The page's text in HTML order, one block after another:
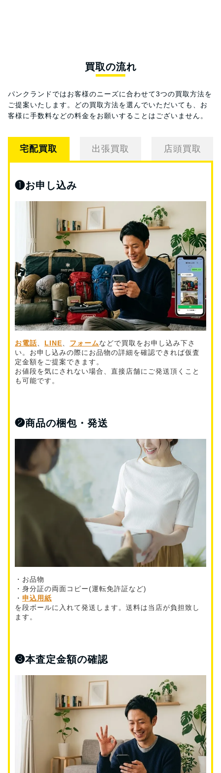
買取の流れ
パンクランドではお客様のニーズに合わせて3つの買取方法を
ご提案いたします。
どの買取方法を選んでいただいても、お
客様に手数料などの料金をお願いすることはございません。
宅配買取 出張買取 店頭買取
❶お申し込み
お電話 LINE フォームなどで買取をお申し込み下さ
い。お申し込みの際にお品物の詳細を確認できれば仮査
定金額をご提案できます。
お値段を気にされない場合、直接店舗にご発送頂くこと
も可能です。
❷商品の梱包・発送
・お品物
・身分証の両面コピー(運転免許証など)
・ 申込用紙
を段ボールに入れて発送します。送料は当店が負担致し
ます。
❸本査定金額の確認